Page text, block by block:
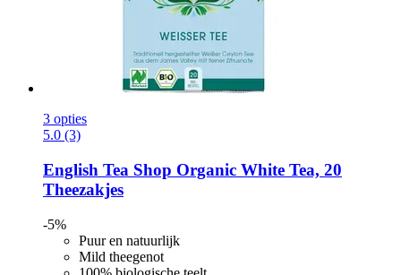
3 opties
5.0 (3)
English Tea Shop Organic White Tea, 20
Theezakjes
-5%
Puur en natuurlijk
Mild theegenot